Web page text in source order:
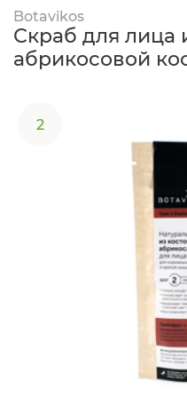
Botavikos
Скраб для лица
абрикосовой
2